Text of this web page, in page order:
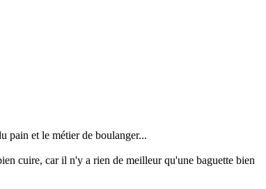
pain et le métier de boulanger...
cuire, car il n'y a rien de meilleur qu'une baguette bien